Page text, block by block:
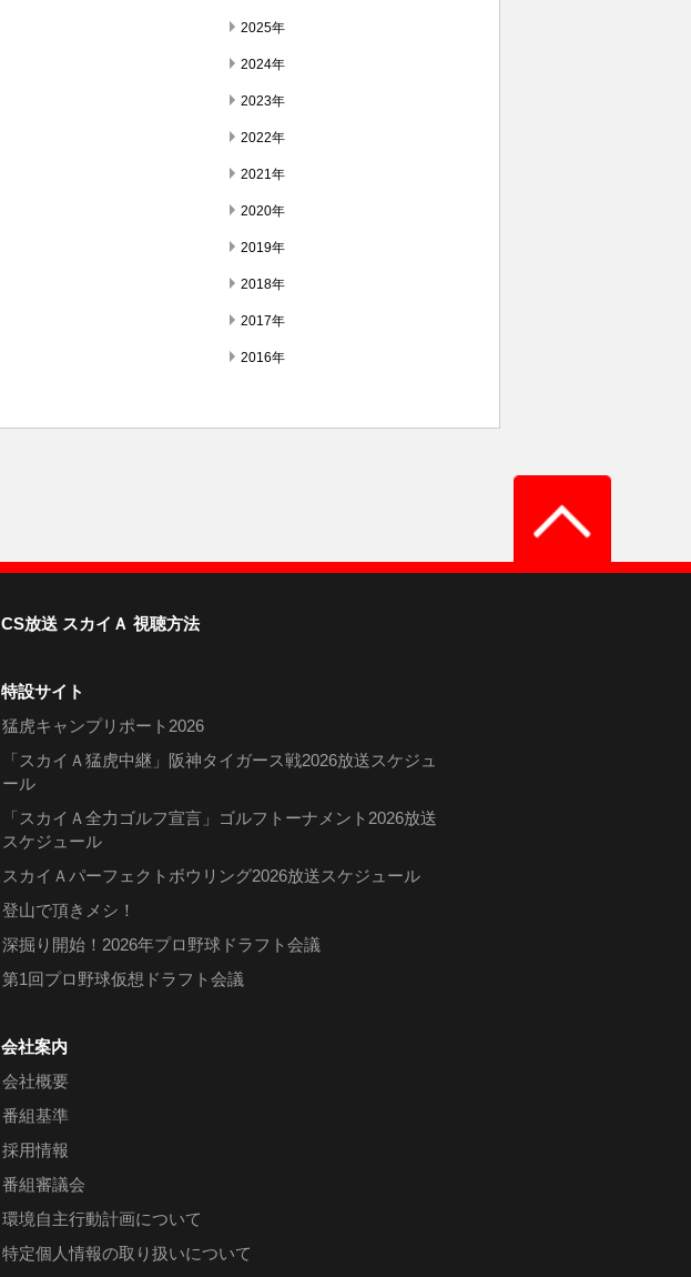
2025年
2024年
2023年
2022年
2021年
2020年
2019年
2018年
2017年
2016年
CS放送 スカイＡ 視聴方法
特設サイト
猛虎キャンプリポート2026
「スカイＡ猛虎中継」阪神タイガース戦2026放送スケジュ
ール
「スカイＡ全力ゴルフ宣言」ゴルフトーナメント2026放送
スケジュール
スカイＡパーフェクトボウリング2026放送スケジュール
登山で頂きメシ！
深掘り開始！2026年プロ野球ドラフト会議
第1回プロ野球仮想ドラフト会議
会社案内
会社概要
番組基準
採用情報
番組審議会
環境自主行動計画について
特定個人情報の取り扱いについて